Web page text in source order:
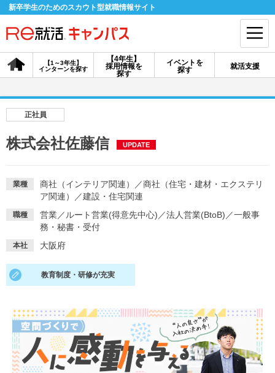
新卒学生のためのスカウト型就職情報サイト
【4年生】
採用情報を
探す
【1～3年生】
インターンを探す
イベントを
探す
就活支援
会員登録 ログイン
採用情報を探す
説明会を探す
インターンを探す
イベントを探す
就活ノウハウ・サポート
就活ノウハウが満載！ お役立ち記事・相談室など
適職診断
あなたに合う仕事を診断！
就活チャンネル
動画で対策講座をチェック
正社員
株式会社佐藤信 UPDATE
業種 商社（インテリア関連） ／商社（住宅・建材・エクステリ
ア関連）
／建設・住宅関連
職種 営業／ ルート営業(得意先中心) ／法人営業(BtoB) ／一般事
務・秘書・受付
本社 大阪府
教育制度・研修が充実